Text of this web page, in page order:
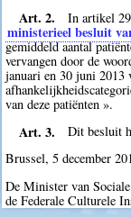
Art. 2. In artikel
ministerieel besluit
gemiddeld aantal
vervangen door de
januari en 30 juni 2013
van deze patiënten ».
Art. 3.
Dit besluit
Brussel, 5 december
De Minister van
de Federale Culturele